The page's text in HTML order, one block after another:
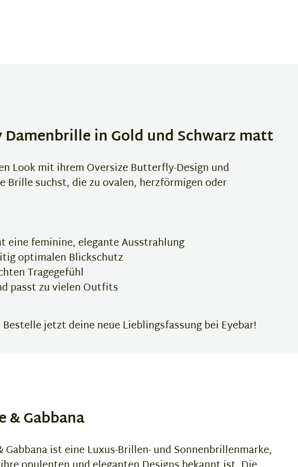
Damenbrille in Gold und Schwarz matt
Look mit ihrem Oversize Butterfly-Design und
suchst, die zu ovalen, herzförmigen oder
eine feminine, elegante Ausstrahlung
optimalen Blickschutz
Tragegefühl
passt zu vielen Outfits
jetzt deine neue Lieblingsfassung bei Eyebar!
& Gabbana
Gabbana ist eine Luxus-Brillen- und Sonnenbrillenmarke,